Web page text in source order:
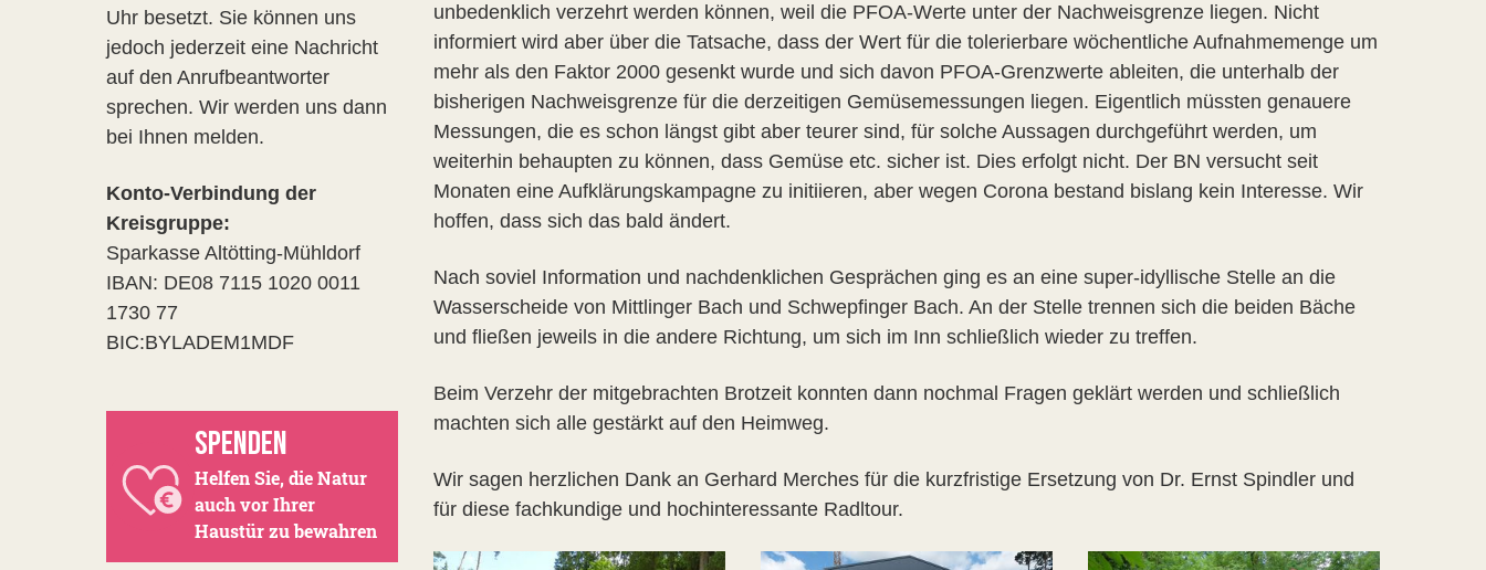
unbedenklich verzehrt werden können, weil die PFOA-Werte unter der Nachweisgrenze liegen. Nicht
informiert wird aber über die Tatsache, dass der Wert für die tolerierbare wöchentliche Aufnahmemenge um
mehr als den Faktor 2000 gesenkt wurde und sich davon PFOA-Grenzwerte ableiten, die unterhalb der
bisherigen Nachweisgrenze für die derzeitigen Gemüsemessungen liegen. Eigentlich müssten genauere
Messungen, die es schon längst gibt aber teurer sind, für solche Aussagen durchgeführt werden, um
weiterhin behaupten zu können, dass Gemüse etc. sicher ist. Dies erfolgt nicht. Der BN versucht seit
Monaten eine Aufklärungskampagne zu initiieren, aber wegen Corona bestand bislang kein Interesse. Wir
hoffen, dass sich das bald ändert.
Nach soviel Information und nachdenklichen Gesprächen ging es an eine super-idyllische Stelle an die
Wasserscheide von Mittlinger Bach und Schwepfinger Bach. An der Stelle trennen sich die beiden Bäche
und fließen jeweils in die andere Richtung, um sich im Inn schließlich wieder zu treffen.
Beim Verzehr der mitgebrachten Brotzeit konnten dann nochmal Fragen geklärt werden und schließlich
machten sich alle gestärkt auf den Heimweg.
Wir sagen herzlichen Dank an Gerhard Merches für die kurzfristige Ersetzung von Dr. Ernst Spindler und
für diese fachkundige und hochinteressante Radltour.
Uhr besetzt. Sie können uns
jedoch jederzeit eine Nachricht
auf den Anrufbeantworter
sprechen. Wir werden uns dann
bei Ihnen melden.
Konto-Verbindung der
Kreisgruppe:
Sparkasse Altötting-Mühldorf
IBAN: DE08 7115 1020 0011
1730 77
BIC:BYLADEM1MDF
SPENDEN
Helfen Sie, die Natur
auch vor Ihrer
Haustür zu bewahren